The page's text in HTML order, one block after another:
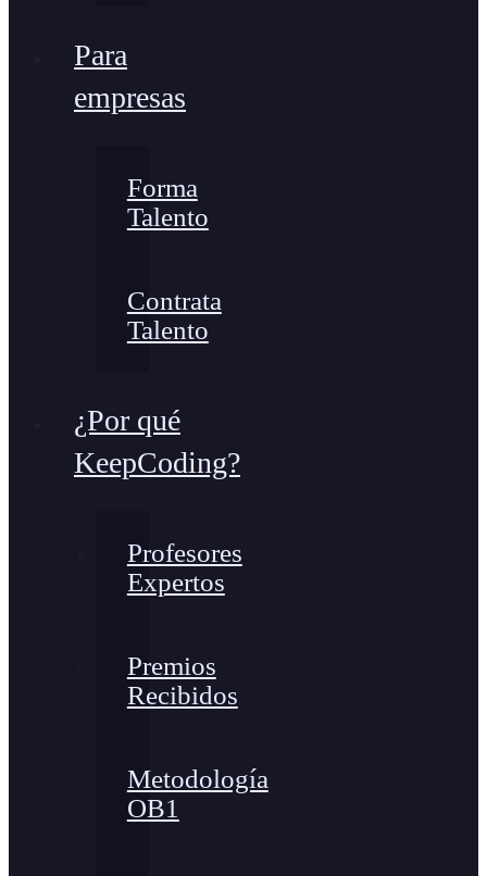
Para
empresas
Forma
Talento
Contrata
Talento
¿Por qué
KeepCoding?
Profesores
Expertos
Premios
Recibidos
Metodología
OB1